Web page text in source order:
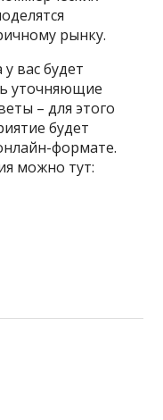
рынку.
вас будет
уточняющие
– для этого
будет
формате.
можно тут: